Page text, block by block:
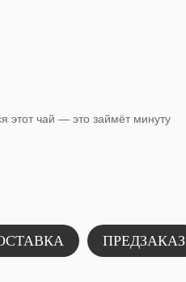
этот чай — это займёт минуту
ПРЕДЗАКАЗ